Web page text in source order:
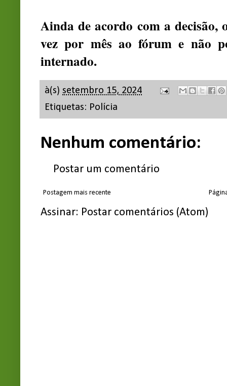
Ainda de acordo com a decisão,
vez por mês ao fórum e não
internado.
à(s) setembro 15, 2024
Etiquetas: Polícia
Nenhum comentário:
Postar um comentário
Postagem mais recente
Assinar: Postar comentários (Atom)